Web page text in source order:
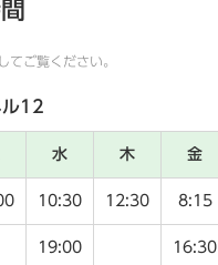
てご覧ください。
ル12
水 木 金
10:30 12:30 8:15
19:00 16:30